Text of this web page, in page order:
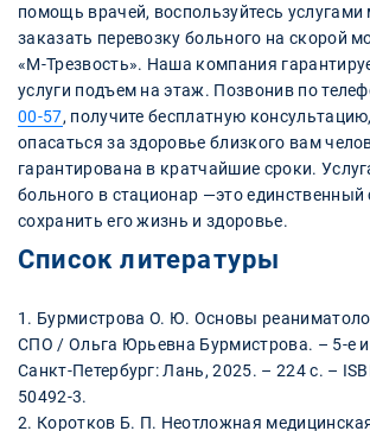
помощь врачей, воспользуйтесь услугами
заказать перевозку больного на скорой
«М-Трезвость». Наша компания
услуги подъем на этаж. Позвонив по
00-57, получите бесплатную
опасаться за здоровье близкого вам
гарантирована в кратчайшие сроки.
больного в стационар —это единственный
сохранить его жизнь и здоровье.
Список литературы
1. Бурмистрова О. Ю. Основы
СПО / Ольга Юрьевна Бурмистрова. – 5-е
Санкт-Петербург: Лань, 2025. – 224 с. –
50492-3.
2. Коротков Б. П. Неотложная